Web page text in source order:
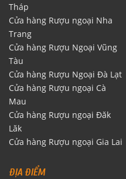
Tháp
Cửa hàng Rượu ngoại Nha
Trang
Cửa hàng Rượu Ngoại Vũng
Tàu
Cửa hàng Rượu Ngoại Đà Lạt
Cửa hàng Rượu ngoại Cà
Mau
Cửa hàng Rượu ngoại Đăk
Lăk
Cửa hàng Rượu ngoại Gia Lai
ĐỊA ĐIỂM